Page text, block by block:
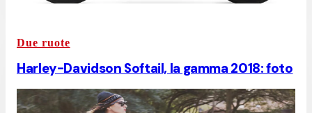
Due ruote
Harley-Davidson Softail, la gamma 2018: foto